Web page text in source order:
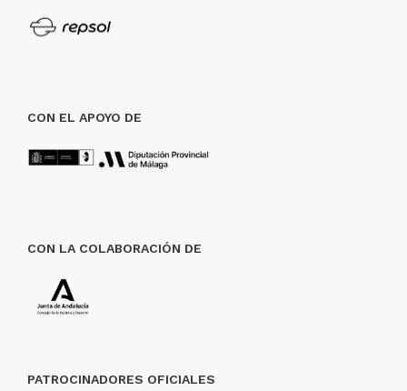
CON EL APOYO DE
CON LA COLABORACIÓN DE
PATROCINADORES OFICIALES